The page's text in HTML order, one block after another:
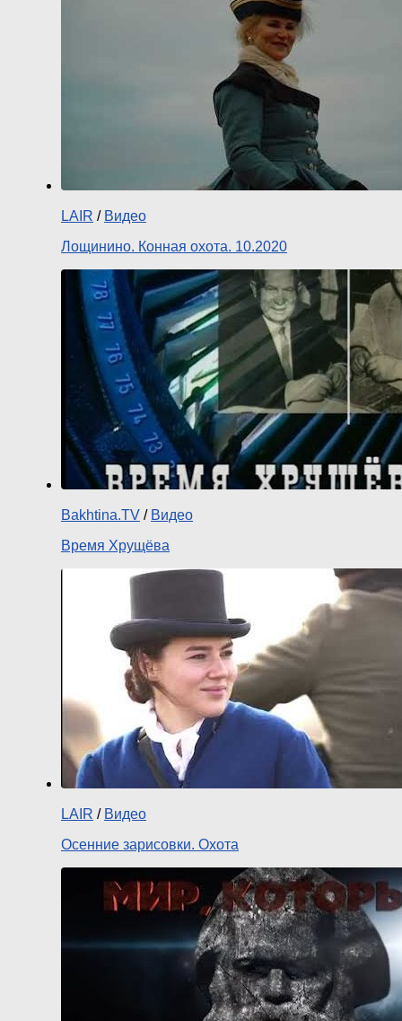
LAIR / Видео
Лощинино. Конная охота. 10.2020
Bakhtina.TV / Видео
Время Хрущёва
LAIR / Видео
Осенние зарисовки. Охота